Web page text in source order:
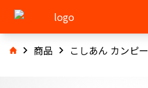
商品 こしあん カンピー